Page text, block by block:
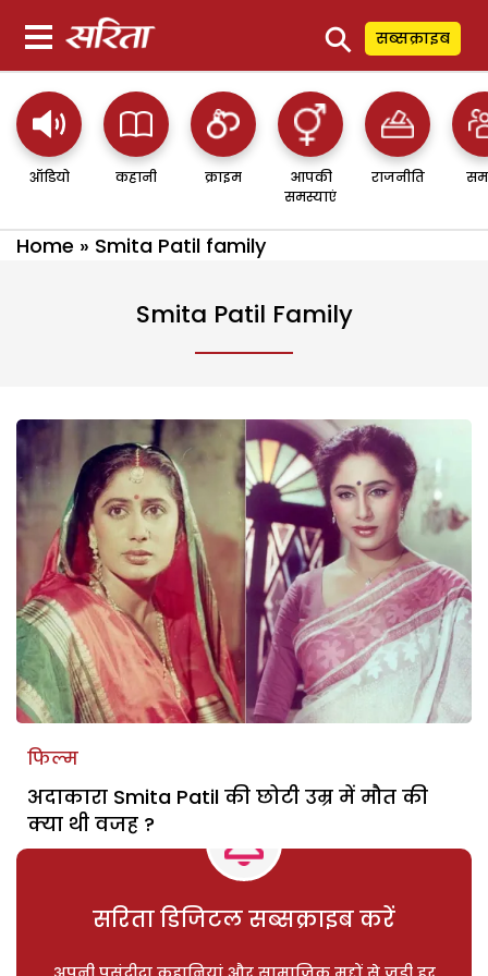
⚲ सब्सक्राइब
ऑडियो कहानी क्राइम
आपकी
समस्याएं
राजनीति
Home » Smita Patil family
Smita Patil Family
फिल्म
अदाकारा Smita Patil की छोटी उम्र में मौत की
क्या थी वजह ?
सरिता डिजिटल सब्सक्राइब करें